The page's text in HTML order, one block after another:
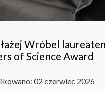
Wróbel
of Science Award
02 czerwiec 2026